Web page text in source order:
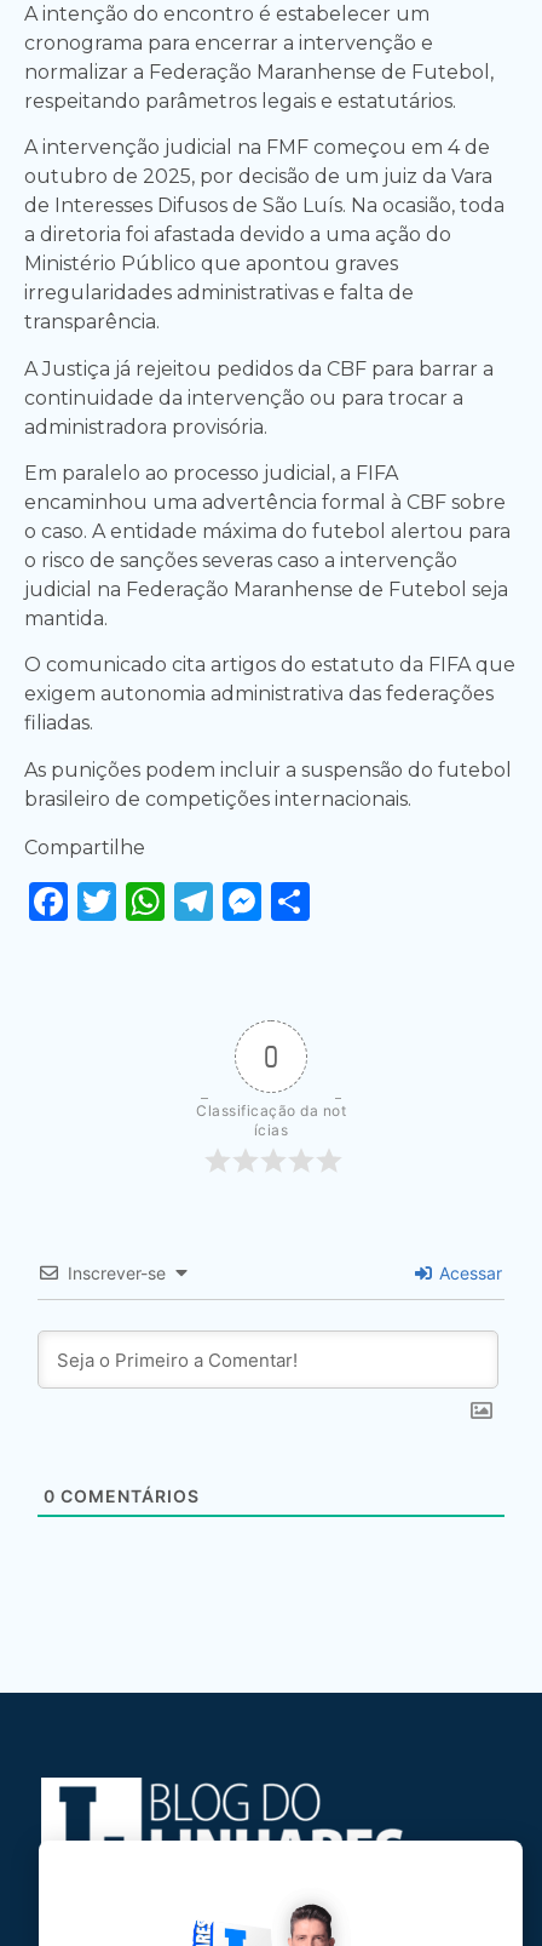
A intenção do encontro é estabelecer um
cronograma para encerrar a intervenção e
normalizar a Federação Maranhense de Futebol,
respeitando parâmetros legais e estatutários.
A intervenção judicial na FMF começou em 4 de
outubro de 2025, por decisão de um juiz da Vara
de Interesses Difusos de São Luís. Na ocasião, toda
a diretoria foi afastada devido a uma ação do
Ministério Público que apontou graves
irregularidades administrativas e falta de
transparência.
A Justiça já rejeitou pedidos da CBF para barrar a
continuidade da intervenção ou para trocar a
administradora provisória.
Em paralelo ao processo judicial, a FIFA
encaminhou uma advertência formal à CBF sobre
o caso. A entidade máxima do futebol alertou para
o risco de sanções severas caso a intervenção
judicial na Federação Maranhense de Futebol seja
mantida.
O comunicado cita artigos do estatuto da FIFA que
exigem autonomia administrativa das federações
filiadas.
As punições podem incluir a suspensão do futebol
brasileiro de competições internacionais.
Compartilhe
Facebook
Twitter
WhatsApp
Telegram
Messenger
0
Classificação da not
ícias
Inscrever-se Acessar
0 COMENTÁRIOS
Jose Linhares Jr é maranhense.